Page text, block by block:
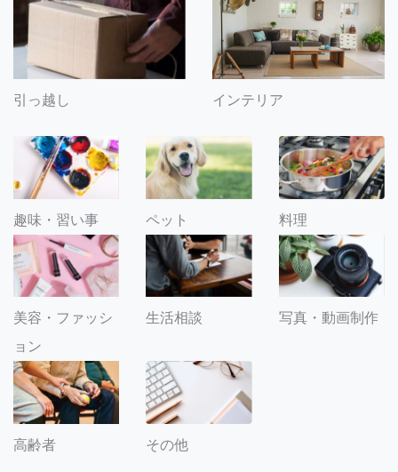
引っ越し インテリア
趣味・習い事 ペット 料理
美容・ファッシ
ョン
生活相談 写真・動画制作
高齢者 その他